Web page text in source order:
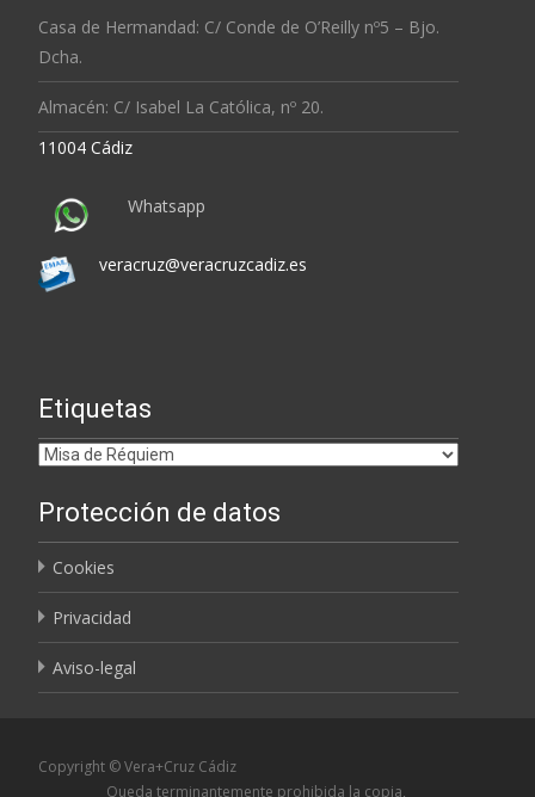
Casa de Hermandad: C/ Conde de O’Reilly nº5 – Bjo.
Dcha.
Almacén: C/ Isabel La Católica, nº 20.
11004 Cádiz
Whatsapp
veracruz@veracruzcadiz.es
Etiquetas
Etiquetas
Protección de datos
Cookies
Privacidad
Aviso-legal
Copyright © Vera+Cruz Cádiz
Queda terminantemente prohibida la copia,